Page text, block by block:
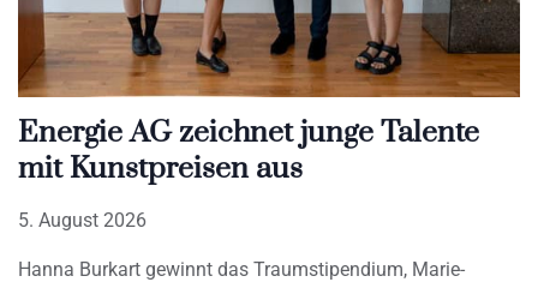
Energie AG zeichnet junge Talente
mit Kunstpreisen aus
5. August 2026
Hanna Burkart gewinnt das Traumstipendium, Marie-